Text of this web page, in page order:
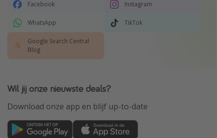
Facebook Instagram
WhatsApp TikTok
Google Search Central
Blog
Wil jij onze nieuwste deals?
Download onze app en blijf up-to-date